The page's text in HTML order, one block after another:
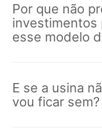
Por que não
investimentos
esse modelo
E se a usina
vou ficar sem?